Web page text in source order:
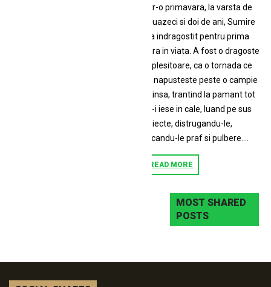
Intr-o primavara, la varsta de
douazeci si doi de ani, Sumire
s-a indragostit pentru prima
oara in viata. A fost o dragoste
coplesitoare, ca o tornada ce
se napusteste peste o campie
intinsa, trantind la pamant tot
ce-i iese in cale, luand pe sus
obiecte, distrugandu-le,
facandu-le praf si pulbere....
READ MORE
MOST SHARED
POSTS